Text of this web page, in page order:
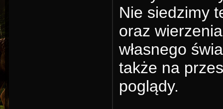
Nie siedzimy
oraz
własnego
także na
poglądy.